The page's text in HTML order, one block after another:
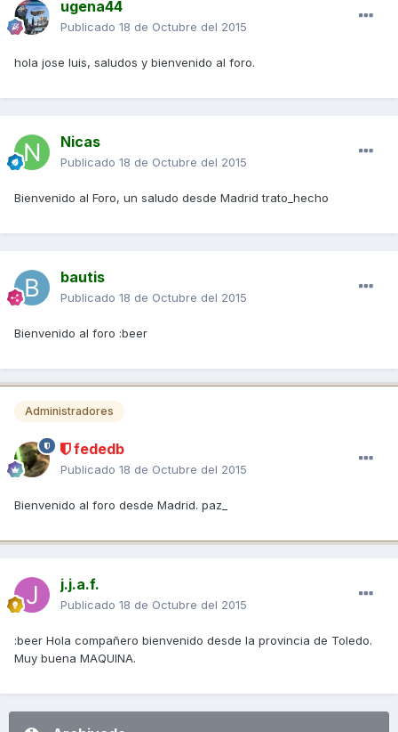
ugena44
Publicado 18 de Octubre del 2015
hola jose luis, saludos y bienvenido al foro.
Nicas
Publicado 18 de Octubre del 2015
Bienvenido al Foro, un saludo desde Madrid trato_hecho
bautis
Publicado 18 de Octubre del 2015
Bienvenido al foro :beer
Administradores
fededb
Publicado 18 de Octubre del 2015
Bienvenido al foro desde Madrid. paz_
j.j.a.f.
Publicado 18 de Octubre del 2015
:beer Hola compañero bienvenido desde la provincia de Toledo.
Muy buena MAQUINA.